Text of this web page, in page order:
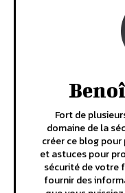
Fort de
domaine de la
créer ce blog
et astuces pour
sécurité de votre
fournir des